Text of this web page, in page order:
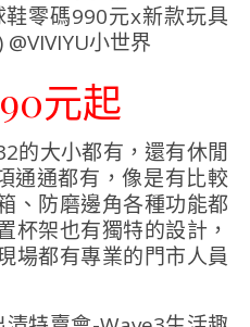
元起
的大小都有，還有休閒
通通都有，像是有比較
、防磨邊角各種功能都
杯架也有獨特的設計，
場都有專業的門市人員